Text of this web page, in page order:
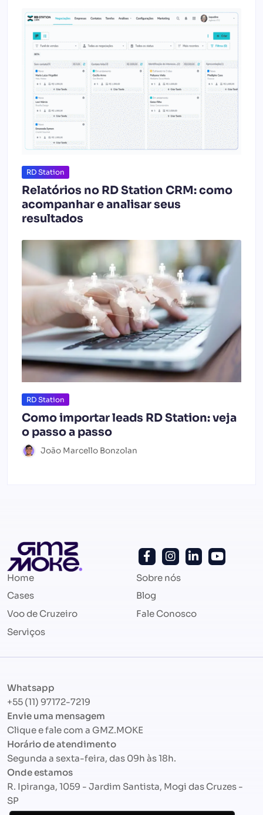
RD Station
Relatórios no RD Station CRM: como
acompanhar e analisar seus
resultados
RD Station
Como importar leads RD Station: veja
o passo a passo
João Marcello Bonzolan
Home
Cases
Voo de Cruzeiro
Serviços
Sobre nós
Blog
Fale Conosco
Whatsapp
+55 (11) 97172-7219
Envie uma mensagem
Clique e fale com a GMZ.MOKE
Horário de atendimento
Segunda a sexta-feira, das 09h às 18h.
Onde estamos
R. Ipiranga, 1059 - Jardim Santista, Mogi das Cruzes -
SP